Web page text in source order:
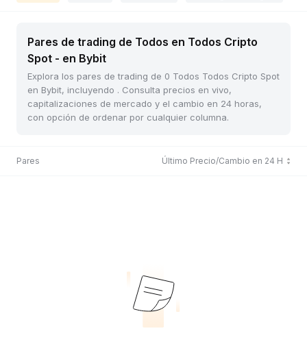
Pares de trading de Todos en Todos Cripto
Spot - en Bybit
Explora los pares de trading de 0 Todos Todos Cripto Spot
en Bybit, incluyendo . Consulta precios en vivo,
capitalizaciones de mercado y el cambio en 24 horas,
con opción de ordenar por cualquier columna.
Pares Último Precio/Cambio en 24 H